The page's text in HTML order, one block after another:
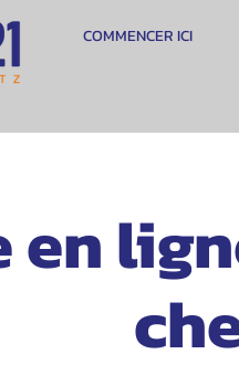
COMMENCER ICI
en